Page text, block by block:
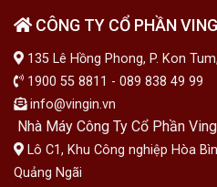
CÔNG TY CỔ PHẦN
135 Lê Hồng Phong, P. Kon
1900 55 8811 - 089 838 49 99
info@vingin.vn
Nhà Máy Công Ty Cổ Phần
Lô C1, Khu Công nghiệp Hòa
Quảng Ngãi